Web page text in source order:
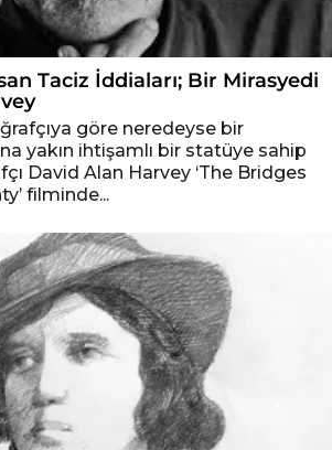
Taciz İddiaları; Bir Mirasyedi
göre neredeyse bir
yakın ihtişamlı bir statüye sahip
David Alan Harvey ‘The Bridges
filminde...